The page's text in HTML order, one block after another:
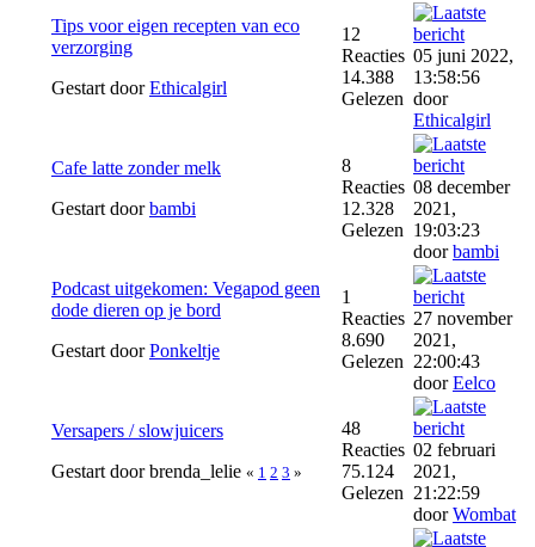
Tips voor eigen recepten van eco
verzorging
Gestart doorEthicalgirl
12
Reacties
14.388
Gelezen
05 juni 2022,
13:58:56
door
Ethicalgirl
Cafe latte zonder melk
Gestart doorbambi
8
Reacties
12.328
Gelezen
08 december
2021,
19:03:23
doorbambi
Podcast uitgekomen: Vegapod geen
dode dieren op je bord
Gestart doorPonkeltje
1
Reacties
8.690
Gelezen
27 november
2021,
22:00:43
doorEelco
Versapers / slowjuicers
Gestart door brenda_lelie « 1 2 3 »
48
Reacties
75.124
Gelezen
02 februari
2021,
21:22:59
doorWombat